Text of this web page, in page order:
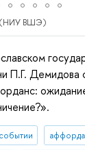
(НИУ ВШЭ)
П.Г. Демидова